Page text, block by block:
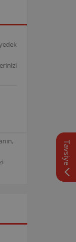
Tavsiye